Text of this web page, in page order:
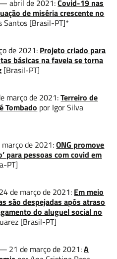
abril de 2021:Covid-19 nas
de miséria crescente no
Santos [Brasil-PT]*
de 2021: Projeto criado para
básicas na favela se torna
[Brasil-PT]
março de 2021:Terreiro de
Tombado por Igor Silva
março de 2021:ONG promove
para pessoas com covid em
PT]
24 de março de 2021: Em meio
são despejadas após atraso
do aluguel social no
[Brasil-PT]
— 21 de março de 2021:A